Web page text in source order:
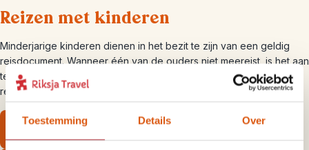
Toestemming Details Over
Reizen met kinderen
Minderjarige kinderen dienen in het bezit te zijn van een geldig
reisdocument. Wanneer één van de ouders niet meereist, is het aan
te raden om van de thuisblijvende ouder wel een kopie van het
reisdocument én een toestemmingsformulier mee te nemen.
Bekijk onze bouwstenen